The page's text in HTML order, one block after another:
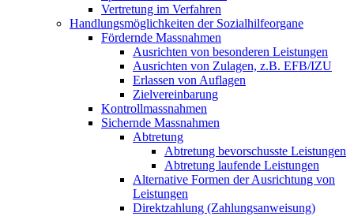
Vertretung im Verfahren
Handlungsmöglichkeiten der Sozialhilfeorgane
Fördernde Massnahmen
Ausrichten von besonderen Leistungen
Ausrichten von Zulagen, z.B. EFB/IZU
Erlassen von Auflagen
Zielvereinbarung
Kontrollmassnahmen
Sichernde Massnahmen
Abtretung
Abtretung bevorschusste Leistungen
Abtretung laufende Leistungen
Alternative Formen der Ausrichtung von
Leistungen
Direktzahlung (Zahlungsanweisung)